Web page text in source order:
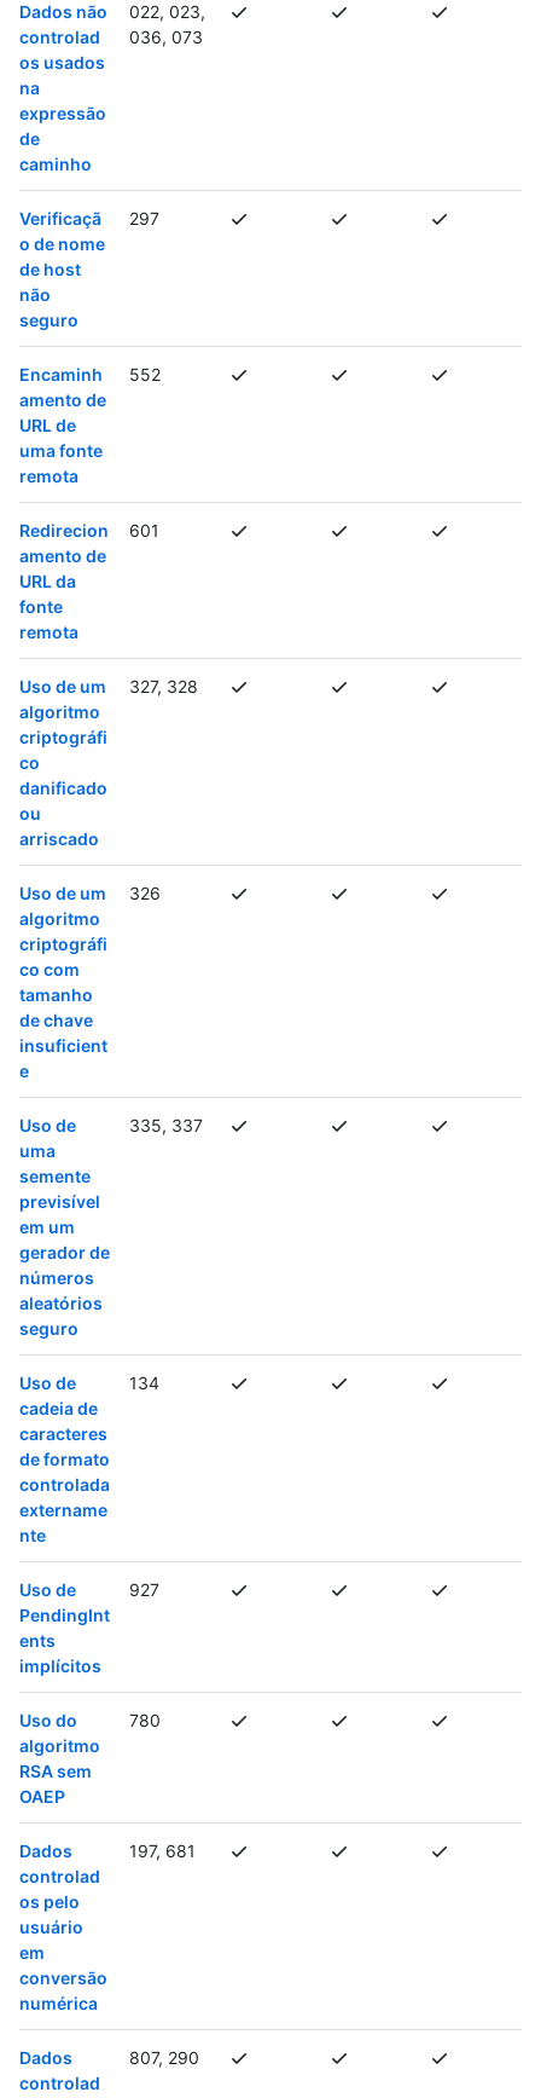
Dados não
controlad
os usados
na
expressão
de
caminho
022, 023,
036, 073
Verificaçã
o de nome
de host
não
seguro
297
Encaminh
amento de
URL de
uma fonte
remota
552
Redirecion
amento de
URL da
fonte
remota
601
Uso de um
algoritmo
criptográfi
co
danificado
ou
arriscado
327, 328
Uso de um
algoritmo
criptográfi
co com
tamanho
de chave
insuficient
e
326
Uso de
uma
semente
previsível
em um
gerador de
números
aleatórios
seguro
335, 337
Uso de
cadeia de
caracteres
de formato
controlada
extername
nte
134
Uso de
PendingInt
ents
implícitos
927
Uso do
algoritmo
RSA sem
OAEP
780
Dados
controlad
os pelo
usuário
em
conversão
numérica
197, 681
Dados
controlad
807, 290